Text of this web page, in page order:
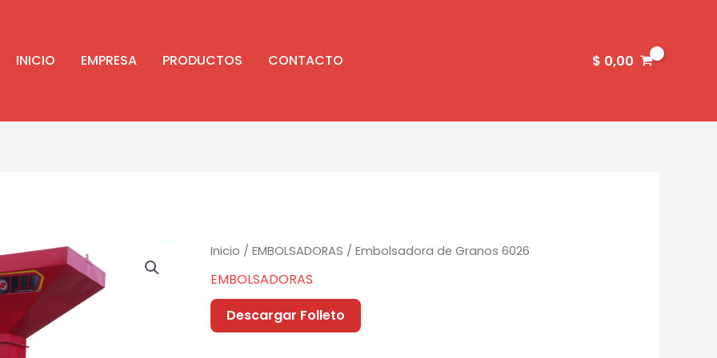
INICIO EMPRESA PRODUCTOS CONTACTO $ 0,00
Inicio /EMBOLSADORAS / Embolsadora de Granos 6026
EMBOLSADORAS
Descargar Folleto